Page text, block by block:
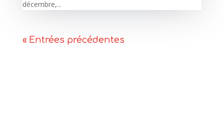
décembre,...
« Entrées précédentes